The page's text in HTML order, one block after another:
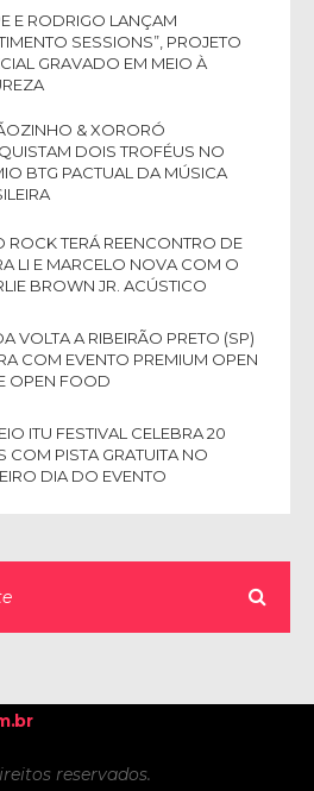
E RODRIGO LANÇAM
SESSIONS”, PROJETO
GRAVADO EM MEIO À
& XORORÓ
DOIS TROFÉUS NO
BTG PACTUAL DA MÚSICA
ROCK TERÁ REENCONTRO DE
LI E MARCELO NOVA COM O
BROWN JR. ACÚSTICO
VOLTA A RIBEIRÃO PRETO (SP)
COM EVENTO PREMIUM OPEN
OPEN FOOD
ITU FESTIVAL CELEBRA 20
COM PISTA GRATUITA NO
DIA DO EVENTO
reservados.